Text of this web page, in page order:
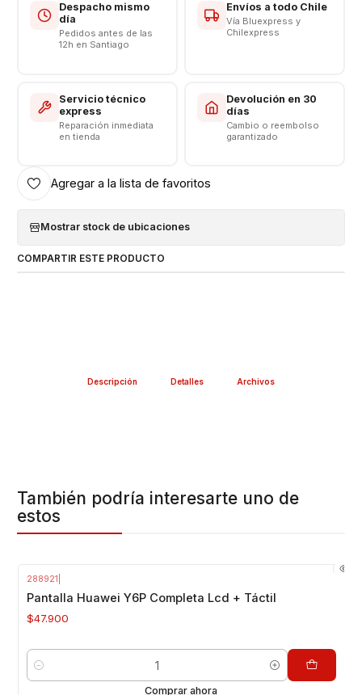
Despacho mismo
día
Pedidos antes de las
12h en Santiago
Envíos a todo Chile
Vía Bluexpress y
Chilexpress
Servicio técnico
express
Reparación inmediata
en tienda
Devolución en 30
días
Cambio o reembolso
garantizado
Agregar a la lista de favoritos
Mostrar stock de ubicaciones
COMPARTIR ESTE PRODUCTO
Descripción Detalles Archivos
También podría interesarte uno de
estos
288921
Pantalla Huawei Y6P Completa Lcd + Táctil
$47.900
Cantidad
Comprar ahora